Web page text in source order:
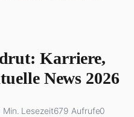
Karriere,
News 2026
Min. Lesezeit679 Aufrufe0